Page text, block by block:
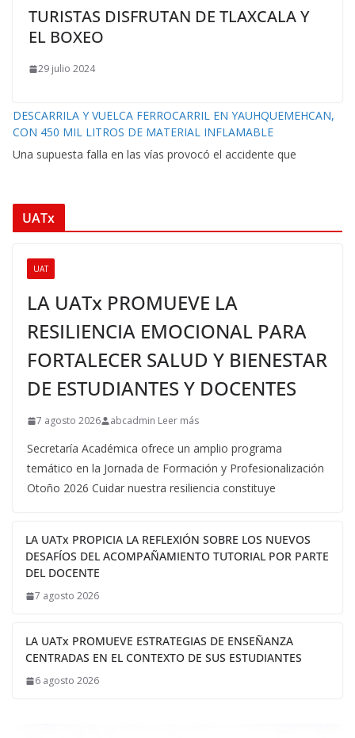
TURISTAS DISFRUTAN DE TLAXCALA Y
EL BOXEO
29 julio 2024
DESCARRILA Y VUELCA FERROCARRIL EN YAUHQUEMEHCAN,
CON 450 MIL LITROS DE MATERIAL INFLAMABLE
Una supuesta falla en las vías provocó el accidente que
UATx
UAT
LA UATx PROMUEVE LA
RESILIENCIA EMOCIONAL PARA
FORTALECER SALUD Y BIENESTAR
DE ESTUDIANTES Y DOCENTES
7 agosto 2026 abcadmin Leer más
Secretaría Académica ofrece un amplio programa
temático en la Jornada de Formación y Profesionalización
Otoño 2026 Cuidar nuestra resiliencia constituye
LA UATx PROPICIA LA REFLEXIÓN SOBRE LOS NUEVOS
DESAFÍOS DEL ACOMPAÑAMIENTO TUTORIAL POR PARTE
DEL DOCENTE
7 agosto 2026
LA UATx PROMUEVE ESTRATEGIAS DE ENSEÑANZA
CENTRADAS EN EL CONTEXTO DE SUS ESTUDIANTES
6 agosto 2026